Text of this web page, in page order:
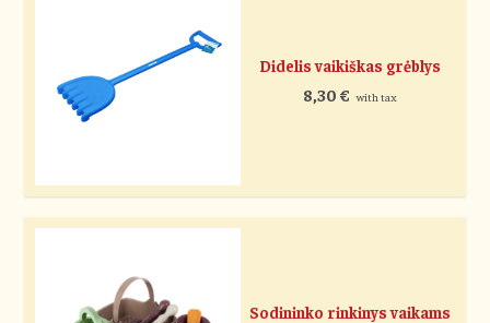
Didelis vaikiškas grėblys
8,30€ with tax
Sodininko rinkinys vaikams